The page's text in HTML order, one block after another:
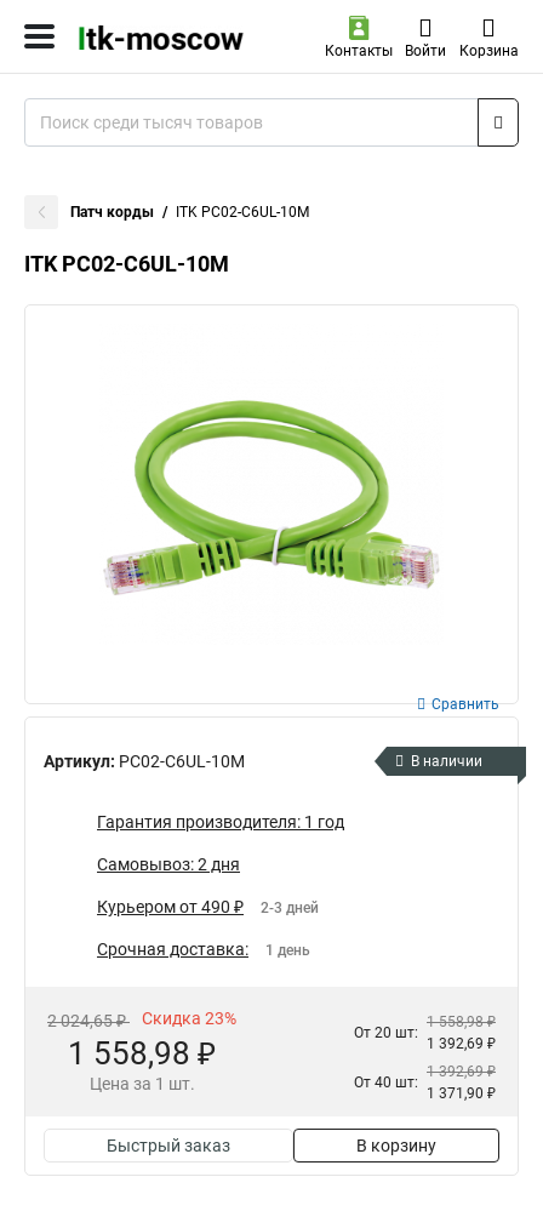
Контакты Войти Корзина
Патч корды ITK PC02-C6UL-10M
ITK PC02-C6UL-10M
Артикул: PC02-C6UL-10M
Сравнить
В наличии
Гарантия производителя: 1 год
Самовывоз: 2 дня
Курьером от 490 ₽ 2-3 дней
Срочная доставка: 1 день
2 024,65 ₽ Скидка 23%
1 558,98 ₽
Цена за 1 шт.
От 20 шт:
1 558,98 ₽
1 392,69 ₽
От 40 шт:
1 392,69 ₽
1 371,90 ₽
Быстрый заказ В корзину